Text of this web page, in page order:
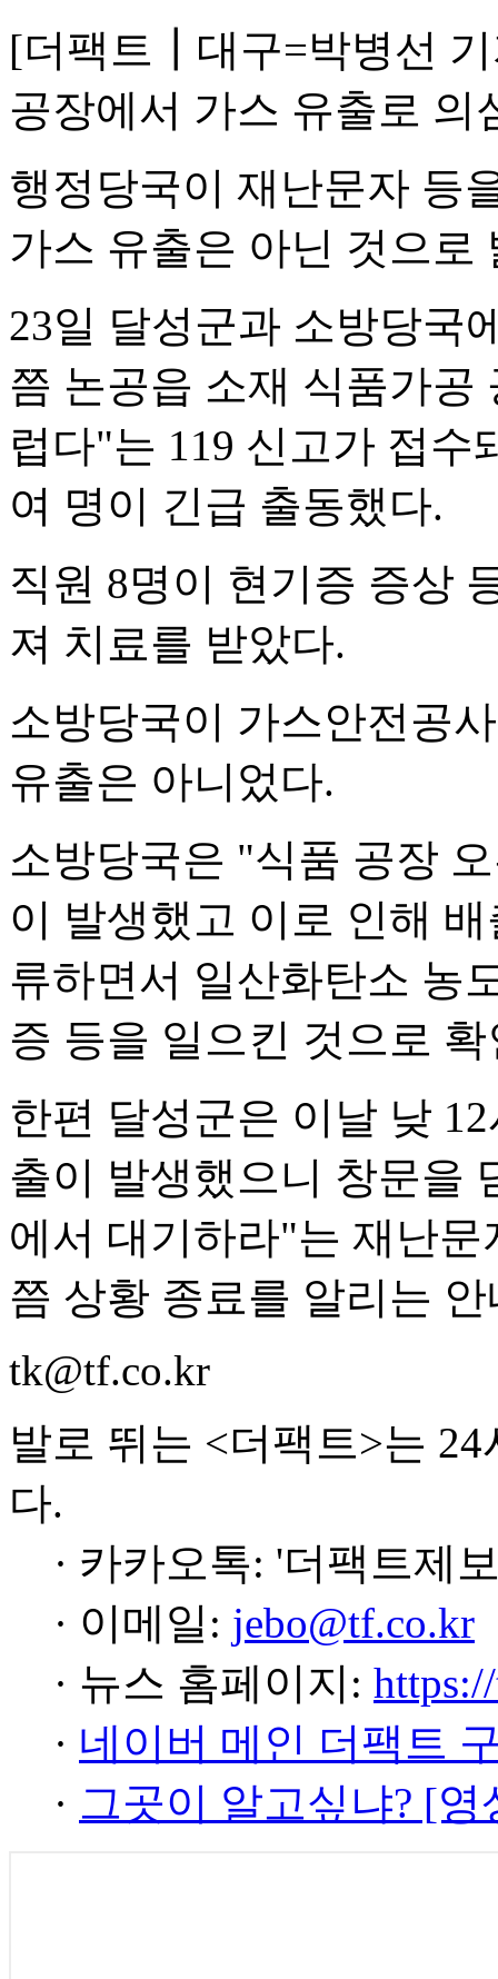
[더팩트┃대구=박병선
공장에서 가스 유출로 의
행정당국이 재난문자 등
가스 유출은 아닌 것으로
23일 달성군과 소방당국
쯤 논공읍 소재 식품가
럽다"는 119 신고가 접수
여 명이 긴급 출동했다.
직원 8명이 현기증 증상
져 치료를 받았다.
소방당국이 가스안전공
유출은 아니었다.
소방당국은 "식품 공장
이 발생했고 이로 인해
류하면서 일산화탄소 농
증 등을 일으킨 것으로
한편 달성군은 이날 낮
출이 발생했으니 창문을
에서 대기하라"는 재난
쯤 상황 종료를 알리는
tk@tf.co.kr
발로 뛰는 <더팩트>는
다.
· 카카오톡: '더팩트제
· 이메일: jebo@tf.co.kr
· 뉴스 홈페이지:
· 네이버 메인 더팩트
· 그곳이 알고싶냐? [